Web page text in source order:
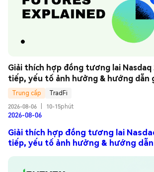
Giải thích hợp đồng tương lai Nasdaq
tiếp, yếu tố ảnh hưởng & hướng dẫn
Trung cấp
TradFi
2026-08-06
10-15phút
2026-08-06
Giải thích hợp đồng tương lai
tiếp, yếu tố ảnh hưởng & hướng